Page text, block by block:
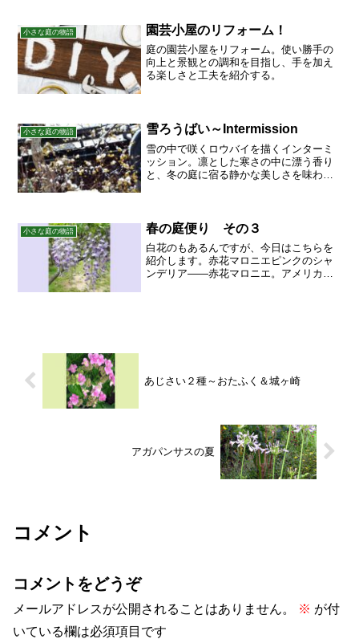
小さな庭の物語 園芸小屋のリフォーム！
庭の園芸小屋をリフォーム。使い勝手の
向上と景観との調和を目指し、手を加え
る楽しさと工夫を紹介する。
小さな庭の物語 雪ろうばい～Intermission
雪の中で咲くロウバイを描くインターミ
ッション。凛とした寒さの中に漂う香り
と、冬の庭に宿る静かな美しさを味わ
小さな庭の物語 春の庭便り その３
白花のもあるんですが、今日はこちらを
紹介します。赤花マロニエピンクのシャ
ンデリア――赤花マロニエ。アメリカ・
あじさい２種～おたふく＆城ヶ崎
アガパンサスの夏
コメント
コメントをどうぞ
メールアドレスが公開されることはありません。 ※ が付
いている欄は必須項目です